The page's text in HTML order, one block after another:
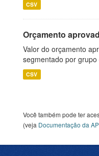
CSV
Orçamento
Valor do orçamento
segmentado por
CSV
Você também pode ter
(veja Documentação da